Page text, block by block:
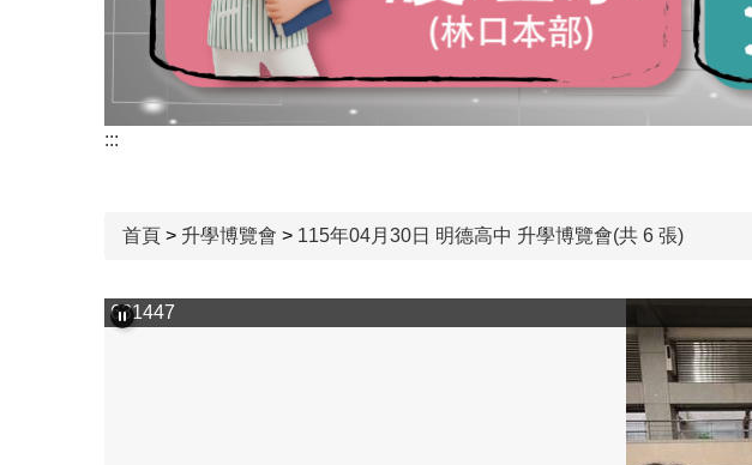
:::
首頁 > 升學博覽會 > 115年04月30日 明德高中 升學博覽會(共 6 張)
631447